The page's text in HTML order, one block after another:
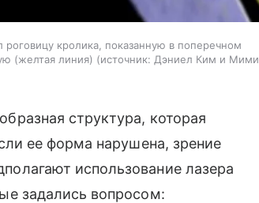
кролика, показанную в поперечном
(желтая линия)
источник: Дэниел Ким и Мими
структура, которая
ее форма нарушена, зрение
использование лазера
задались вопросом: